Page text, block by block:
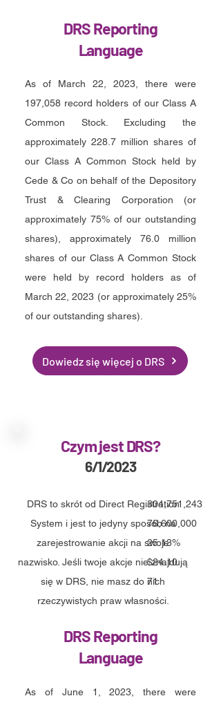
DRS Reporting
Language
As of March 22, 2023, there were
197,058 record holders of our Class A
Common Stock. Excluding the
approximately 228.7 million shares of
our Class A Common Stock held by
Cede & Co on behalf of the Depository
Trust & Clearing Corporation (or
approximately 75% of our outstanding
shares), approximately 76.0 million
shares of our Class A Common Stock
were held by record holders as of
March 22, 2023 (or approximately 25%
of our outstanding shares)
Dowiedz się więcej o DRS
Czym jest DRS?
6/1/2023
DRS to skrót od Direct Registration
System i jest to jedyny sposób na
zarejestrowanie akcji na swoje
nazwisko. Jeśli twoje akcje nie znajdują
się w DRS, nie masz do nich
rzeczywistych praw własności.
304,751,243
76,600,000
25.13%
$24.10
71
DRS Reporting
Language
As of June 1, 2023, there were